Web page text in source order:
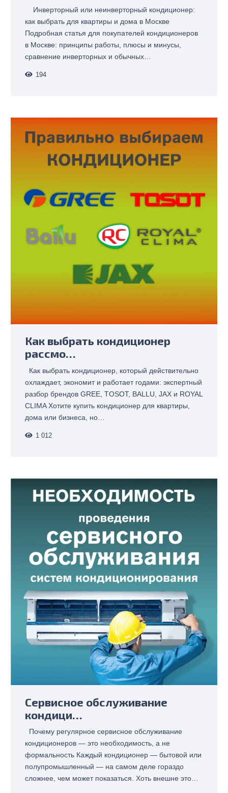
Инверторный или неинверторный кондиционер:
как выбрать для квартиры и дома в Москве
Подробная статья для покупателей кондиционеров
в Москве: принципы работы, плюсы и минусы,
сравнение инверторных и обычных…
194
Как выбрать кондиционер
рассмо…
Как выбрать кондиционер, который действительно
охлаждает, экономит и работает годами: экспертный
разбор брендов GREE, TOSOT, BALLU, JAX и ROYAL
CLIMA Хотите купить кондиционер для квартиры,
дома или бизнеса, но…
1 012
Cервисное обслуживание
кондици…
Почему регулярное сервисное обслуживание
кондиционеров — это необходимость, а не
формальность Каждый кондиционер — бытовой или
полупромышленный — на самом деле гораздо
сложнее, чем может показаться. Хоть внешне это…